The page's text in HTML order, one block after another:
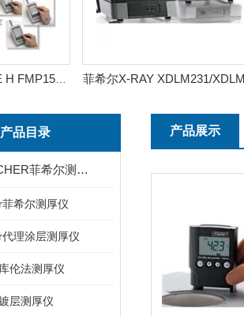
菲希尔DUALSCOPE H FMP150测厚仪 菲希尔X-RAY XDLM231/XDLM232/XDLM237
产品目录
德国FISCHER菲希尔测厚仪
希尔测厚仪
理涂层测厚仪
伦法测厚仪
层测厚仪
产品展示